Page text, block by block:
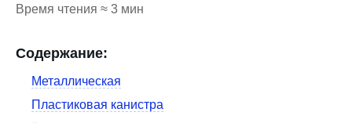
Время чтения ≈ 3 мин
Содержание:
Металлическая
Пластиковая канистра